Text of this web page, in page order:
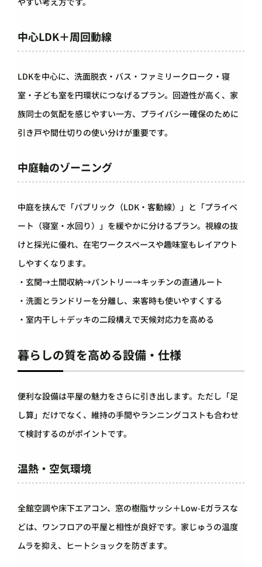
中心LDK＋周回動線
LDKを中心に、洗面脱衣・バス・ファミリークローク・寝
室・子ども室を円環状につなげるプラン。回遊性が高く、家
族同士の気配を感じやすい一方、プライバシー確保のために
引き戸や間仕切りの使い分けが重要です。
中庭軸のゾーニング
中庭を挟んで「パブリック（LDK・客動線）」と「プライベ
ート（寝室・水回り）」を緩やかに分けるプラン。視線の抜
けと採光に優れ、在宅ワークスペースや趣味室もレイアウト
しやすくなります。
・玄関→土間収納→パントリー→キッチンの直通ルート
・洗面とランドリーを分離し、来客時も使いやすくする
・室内干し＋デッキの二段構えで天候対応力を高める
暮らしの質を高める設備・仕様
便利な設備は平屋の魅力をさらに引き出します。ただし「足
し算」だけでなく、維持の手間やランニングコストも合わせ
て検討するのがポイントです。
温熱・空気環境
全館空調や床下エアコン、窓の樹脂サッシ＋Low-Eガラスな
どは、ワンフロアの平屋と相性が良好です。家じゅうの温度
ムラを抑え、ヒートショックを防ぎます。